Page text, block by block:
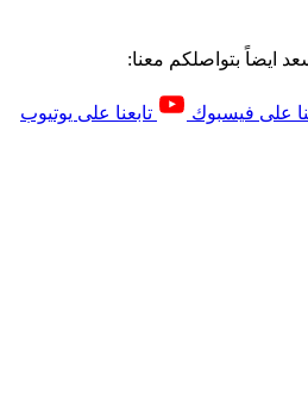
ايضاً بتواصلكم معنا:
على فيسبوك
تابعنا على يوتيوب